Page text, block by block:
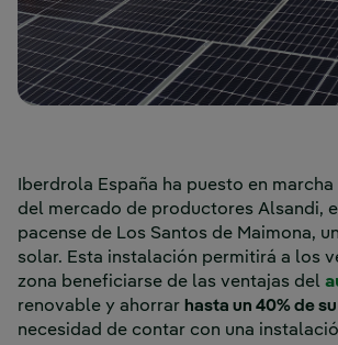
Iberdrola España ha puesto en
del mercado de productores Alsandi,
pacense de Los Santos de Maimona,
solar. Esta instalación permitirá a los
zona beneficiarse de las ventajas del
renovable y ahorrar hasta un 40% de
necesidad de contar con una